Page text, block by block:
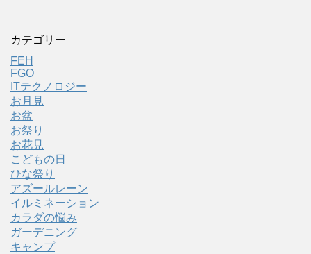
カテゴリー
FEH
FGO
ITテクノロジー
お月見
お盆
お祭り
お花見
こどもの日
ひな祭り
アズールレーン
イルミネーション
カラダの悩み
ガーデニング
キャンプ